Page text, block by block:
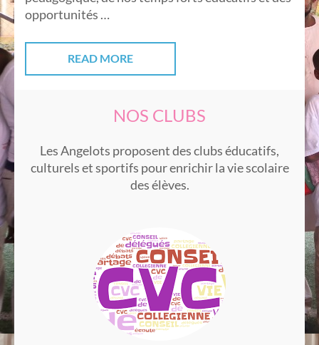
opportunités …
READ MORE
NOS CLUBS
Les Angelots proposent des clubs éducatifs,
culturels et sportifs pour enrichir la vie scolaire
des élèves.